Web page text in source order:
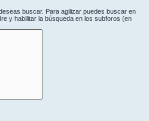
buscar. Para agilizar puedes buscar en
y habilitar la búsqueda en los subforos (en